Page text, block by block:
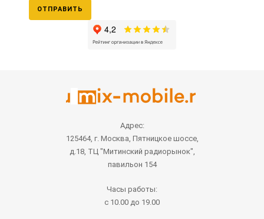
ОТПРАВИТЬ
Адрес:
125464, г. Москва, Пятницкое шоссе,
д.18, ТЦ "Митинский радиорынок",
павильон 154
Часы работы:
с 10.00 до 19.00